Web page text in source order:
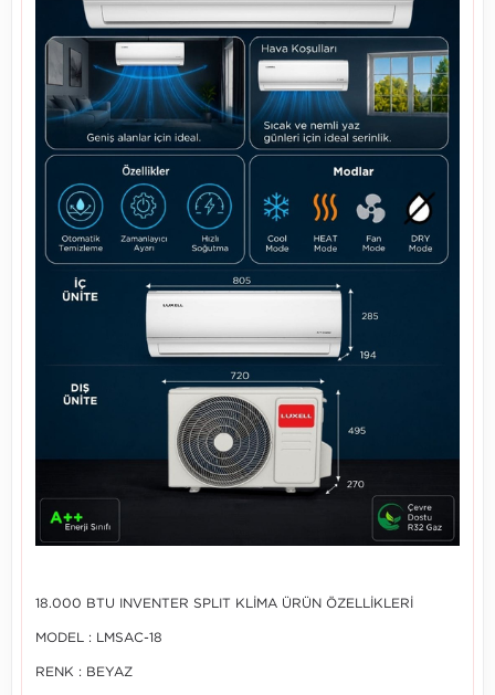
18.000 BTU INVENTER SPLIT KLİMA ÜRÜN ÖZELLİKLERİ
MODEL : LMSAC-18
RENK : BEYAZ